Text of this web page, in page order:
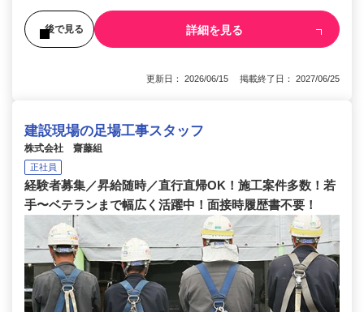
後で見る 詳細を見る
更新日： 2026/06/15 掲載終了日： 2027/06/25
建設現場の足場工事スタッフ
株式会社 齋藤組
正社員
経験者募集／昇給随時／直行直帰OK！施工案件多数！若
手〜ベテランまで幅広く活躍中！面接時履歴書不要！